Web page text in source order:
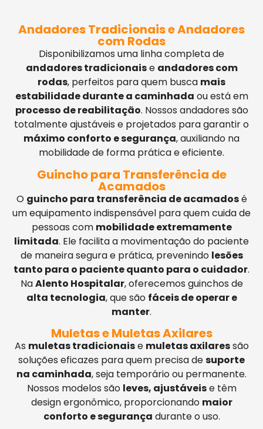
Andadores Tradicionais e Andadores
com Rodas
Disponibilizamos uma linha completa de
andadores tradicionaise andadores com
rodas, perfeitos para quem busca mais
estabilidade durante a caminhada ou está em
processo de reabilitação. Nossos andadores são
totalmente ajustáveis e projetados para garantir o
máximo conforto e segurança, auxiliando na
mobilidade de forma prática e eficiente.
Guincho para Transferência de
Acamados
O guincho para transferência de acamadosé
um equipamento indispensável para quem cuida de
pessoas com mobilidade extremamente
limitada. Ele facilita a movimentação do paciente
de maneira segura e prática, prevenindo lesões
tanto para o paciente quanto para o cuidador.
NaAlento Hospitalar, oferecemos guinchos de
alta tecnologia, que são fáceis de operar e
manter.
Muletas e Muletas Axilares
As muletas tradicionaise muletas axilaressão
soluções eficazes para quem precisa desuporte
na caminhada, seja temporário ou permanente.
Nossos modelos são leves, ajustáveise têm
design ergonômico, proporcionando maior
conforto e segurança durante o uso.